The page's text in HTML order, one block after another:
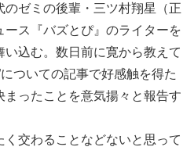
ゼミの後輩・三ツ村翔星（正
ース『バズとぴ』のライターを
込む。数日前に寛から教えて
ついての記事で好感触を得た
ったことを意気揚々と報告す
交わることなどないと思って